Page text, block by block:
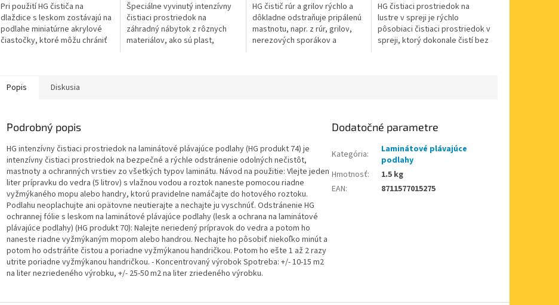
Pri použití HG čističa na
dlaždice s leskom zostávajú na
podlahe miniatúrne akrylové
čiastočky, ktoré môžu chrániť
Špeciálne vyvinutý intenzívny
čistiaci prostriedok na
záhradný nábytok z rôznych
materiálov, ako sú plast,
HG čistič rúr a grilov rýchlo a
dôkladne odstraňuje pripálenú
mastnotu, napr. z rúr, grilov,
nerezových sporákov a
HG čistiaci prostriedok na
lustre v spreji je rýchlo
pôsobiaci čistiaci prostriedok v
spreji, ktorý dokonale čistí bez
Popis Diskusia
Podrobný popis
HG intenzívny čistiaci prostriedok na laminátové plávajúce podlahy (HG produkt 74) je
intenzívny čistiaci prostriedok na bezpečné a rýchle odstránenie odolných nečistôt,
mastnoty a ochranných vrstiev zo všetkých typov laminátu. Návod na použitie: Vlejte jeden
liter prípravku do vedra (5 litrov) s vlažnou vodou a roztok naneste pomocou riadne
vyžmýkaného mopu alebo handry, ktorú pravidelne namáčajte do hotového roztoku.
Podlahu neoplachujte ani opätovne neutierajte a nechajte ju vyschnúť. Odstránenie HG
ochrannej fólie s leskom na laminátové plávajúce podlahy (lesk a ochrana na laminátové
plávajúce podlahy) (HG produkt 70): Nalejte neriedený prípravok do vedra a potom ho
naneste riadne vyžmýkaným mopom alebo handrou. Nechajte ho pôsobiť niekoľko minút a
potom ho odstráňte čistou a poriadne vyžmýkanou handričkou. Potom ho ešte 1 až 2 razy
utrite poriadne vyžmýkanou handričkou. - Koncentrovaný výrobok Spotreba: +/- 10-15 m2
na liter nezriedeného výrobku, +/- 25-50 m2 na liter zriedeného výrobku.
Dodatočné parametre
Kategória:
Laminátové plávajúce
podlahy
Hmotnosť:
1.5 kg
EAN: 8711577015275